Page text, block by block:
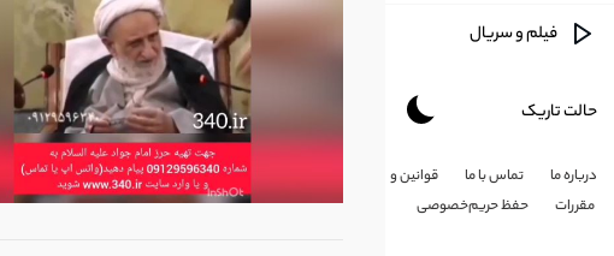
شخصی
فیلم و سریال
حالت تاریک
درباره ما تماس با ما
قوانین و
مقررات
حفظ حریم‌خصوصی